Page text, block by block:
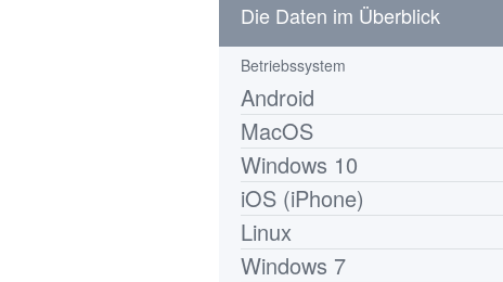
Die Daten im Überblick
Betriebssystem
Android
MacOS
Windows 10
iOS (iPhone)
Linux
Windows 7